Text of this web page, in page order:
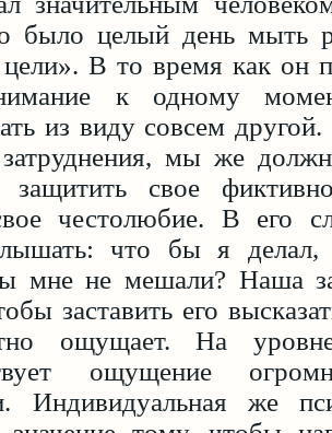
было целый день мыть
В то время как он
к одному
из виду совсем
мы же
защитить свое
честолюбие. В его
что бы я
мне не мешали? Наша
заставить его
ощущает. На
ощущение
Индивидуальная же